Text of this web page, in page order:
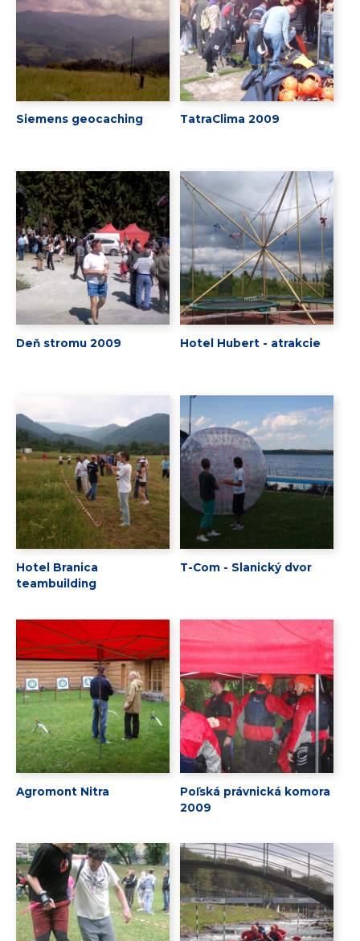
Siemens geocaching TatraClima 2009
Deň stromu 2009 Hotel Hubert - atrakcie
Hotel Branica
teambuilding
T-Com - Slanický dvor
Agromont Nitra
Poľská právnická komora
2009